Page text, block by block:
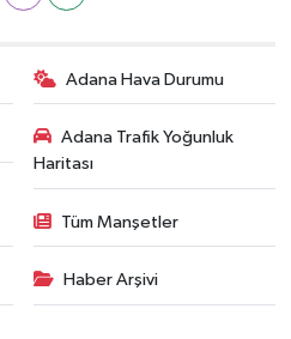
Adana Hava Durumu
Adana Trafik Yoğunluk
Haritası
Tüm Manşetler
Haber Arşivi